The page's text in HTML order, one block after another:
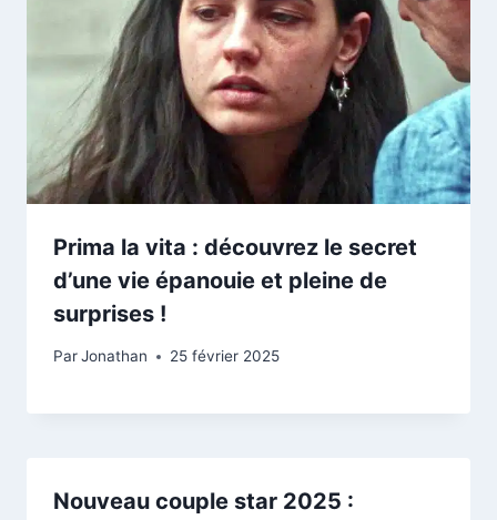
Prima la vita : découvrez le secret
d’une vie épanouie et pleine de
surprises !
ParJonathan 25 février 2025
Nouveau couple star 2025 :